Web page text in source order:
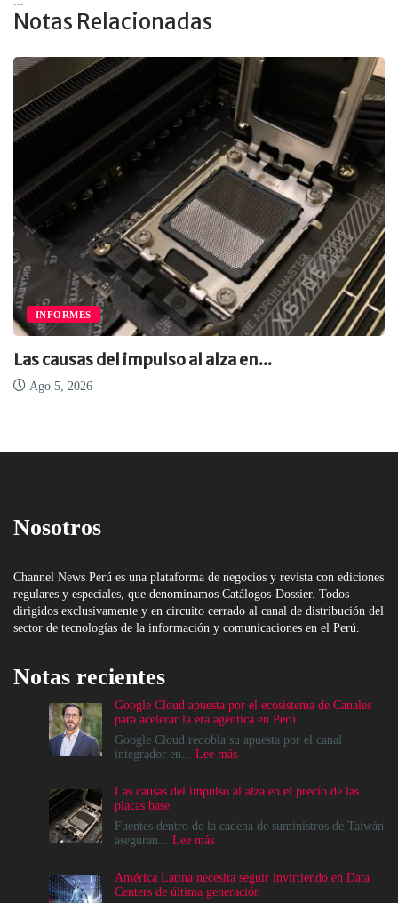
Notas Relacionadas
INFORMES
Las causas del impulso al alza en...
Ago 5, 2026
Nosotros
Channel News Perú es una plataforma de negocios y revista con ediciones
regulares y especiales, que denominamos Catálogos-Dossier. Todos
dirigidos exclusivamente y en circuito cerrado al canal de distribución del
sector de tecnologías de la información y comunicaciones en el Perú.
Notas recientes
Google Cloud apuesta por el ecosistema de Canales
para acelerar la era agéntica en Perú
Google Cloud redobla su apuesta por el canal
integrador en... Lee más:
apuesta
el
para
acelerar
Las causas del impulso al alza en el precio de las
placas base
Fuentes dentro de la cadena de suministros de Taiwán
aseguran... Lee más:
del
impulso
América Latina necesita seguir invirtiendo en Data
Centers de última generación